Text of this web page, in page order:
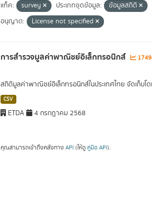
แท็ค: survey ประเภทชุดข้อมูล: ข้อมูลสถิติ
อนุญาต:
License not specified
การสำรวจมูลค่าพาณิชย์อิเล็กทรอนิกส์
สถิติมูลค่าพาณิชย์อิเล็กทรอนิกส์ในประเทศไทย จัดเก็บ
CSV
ETDA 4 กรกฎาคม 2568
คุณสามารถเข้าถึงคลังทาง API (ให้ดู คู่มือ API).